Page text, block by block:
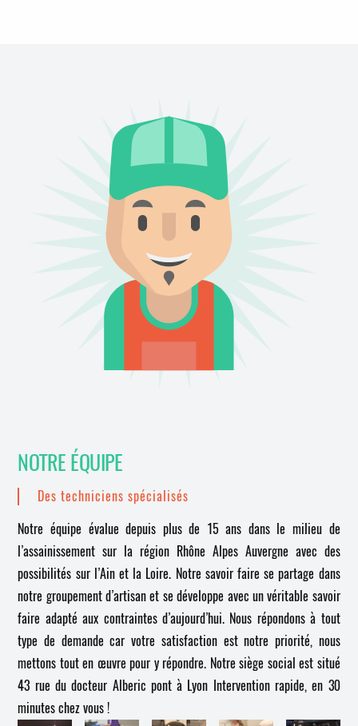
NOTRE ÉQUIPE
Des techniciens spécialisés
Notre équipe évalue depuis plus de 15 ans dans le milieu de
l’assainissement sur la région Rhône Alpes Auvergne avec des
possibilités sur l’Ain et la Loire. Notre savoir faire se partage dans
notre groupement d’artisan et se développe avec un véritable savoir
faire adapté aux contraintes d’aujourd’hui. Nous répondons à tout
type de demande car votre satisfaction est notre priorité, nous
mettons tout en œuvre pour y répondre. Notre siège social est situé
43 rue du docteur Alberic pont à Lyon Intervention rapide, en 30
minutes chez vous !